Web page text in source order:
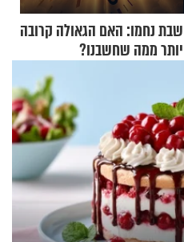
שבת נחמו: האם הגאולה קרובה
יותר ממה שחשבנו?